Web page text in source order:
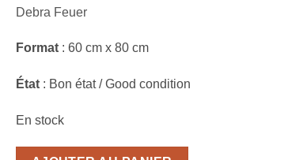
Debra Feuer
Format : 60 cm x 80 cm
État : Bon état / Good condition
En stock